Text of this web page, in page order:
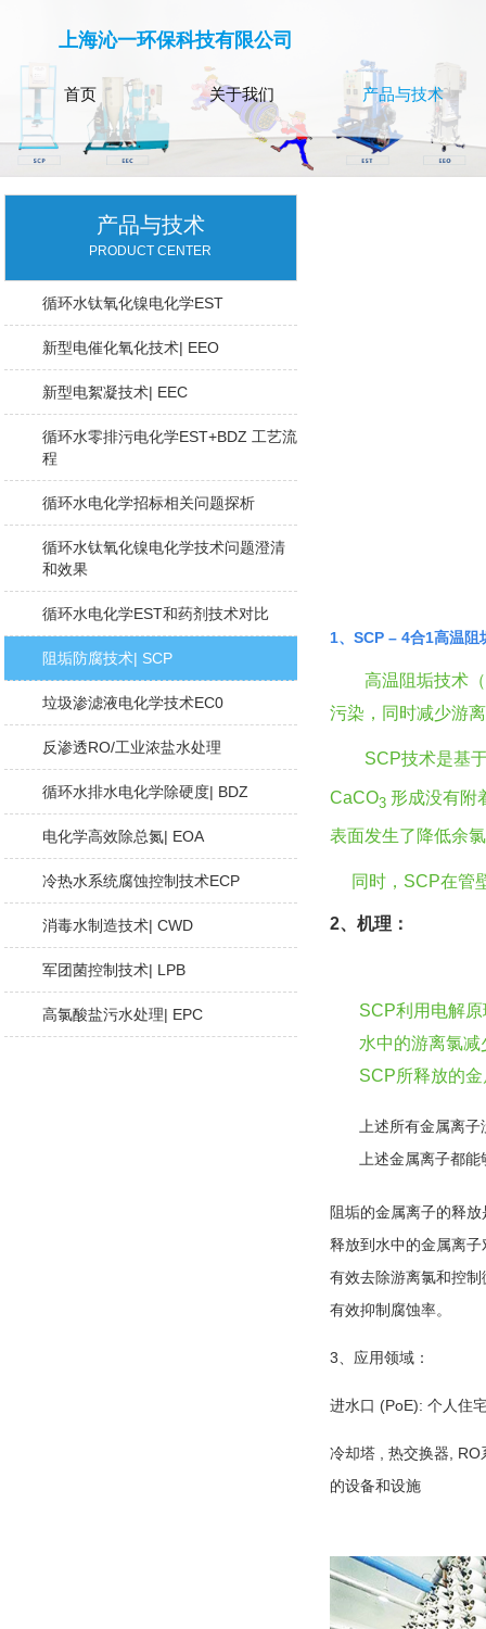
上海沁一环保科技有限公司
首页 关于我们 产品与技术
产品与技术
PRODUCT CENTER
循环水钛氧化镍电化学EST
新型电催化氧化技术| EEO
新型电絮凝技术| EEC
循环水零排污电化学EST+BDZ 工艺流
程
循环水电化学招标相关问题探析
循环水钛氧化镍电化学技术问题澄清
和效果
循环水电化学EST和药剂技术对比
阻垢防腐技术| SCP
垃圾渗滤液电化学技术EC0
反渗透RO/工业浓盐水处理
循环水排水电化学除硬度| BDZ
电化学高效除总氮| EOA
冷热水系统腐蚀控制技术ECP
消毒水制造技术| CWD
军团菌控制技术| LPB
高氯酸盐污水处理| EPC
1、SCP – 4合1高温阻
高温阻垢技术（
污染，同时减少游
SCP技术是基于
CaCO3 形成没有附
表面发生了降低余
同时，SCP在管
2、机理：
SCP利用电解
水中的游离氯减
SCP所释放的
上述所有金属离子
上述金属离子都能
阻垢的金属离子的释
释放到水中的金属离
有效去除游离氯和控
有效抑制腐蚀率。
3、应用领域：
进水口 (PoE): 个人住
冷却塔 , 热交换器,
的设备和设施